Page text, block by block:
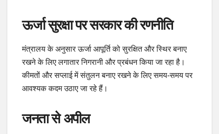
ऊर्जा सुरक्षा पर सरकार की रणनीति
मंत्रालय के अनुसार ऊर्जा आपूर्ति को सुरक्षित और स्थिर बनाए
रखने के लिए लगातार निगरानी और प्रबंधन किया जा रहा है।
कीमतों और सप्लाई में संतुलन बनाए रखने के लिए समय-समय पर
आवश्यक कदम उठाए जा रहे हैं।
जनता से अपील